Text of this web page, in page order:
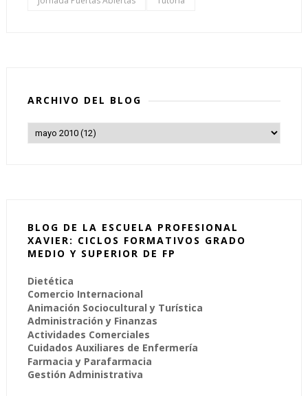
ARCHIVO DEL BLOG
BLOG DE LA ESCUELA PROFESIONAL
XAVIER: CICLOS FORMATIVOS GRADO
MEDIO Y SUPERIOR DE FP
Dietética
Comercio Internacional
Animación Sociocultural y Turística
Administración y Finanzas
Actividades Comerciales
Cuidados Auxiliares de Enfermería
Farmacia y Parafarmacia
Gestión Administrativa